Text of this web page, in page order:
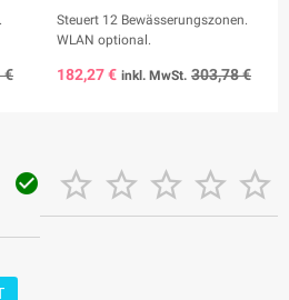
€
Steuert 12 Bewässerungszonen.
WLAN optional.
182,27 € inkl. MwSt. 303,78 €
     